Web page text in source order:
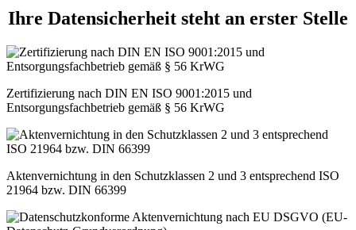
Ihre Datensicherheit steht an erster Stelle
Zertifizierung nach DIN EN ISO 9001:2015 und
Entsorgungsfachbetrieb gemäß § 56 KrWG
Aktenvernichtung in den Schutzklassen 2 und 3 entsprechend ISO
21964 bzw. DIN 66399